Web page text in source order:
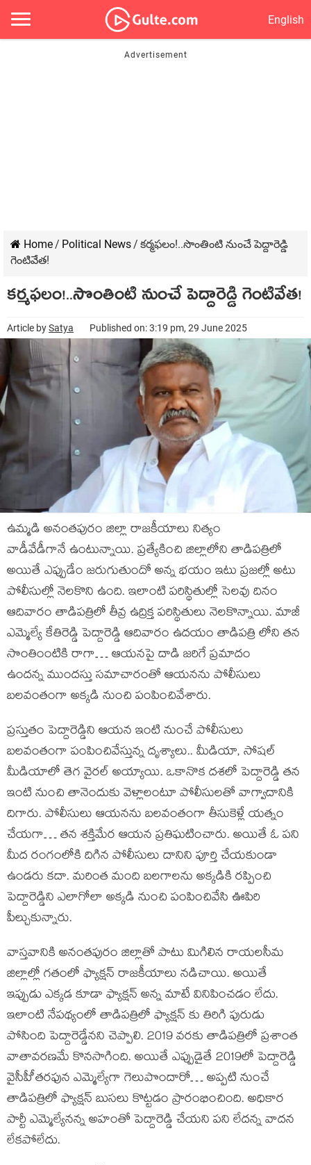
English
Home/ Political News/ కర్మఫలం!..సొంతింటి నుంచే పెద్దారెడ్డి
గెంటివేత!
కర్మఫలం!..సొంతింటి నుంచే పెద్దారెడ్డి గెంటివేత!
Article bySatya Published on: 3:19 pm, 29 June 2025
ఉమ్మడి అనంతపురం జిల్లా రాజకీయాలు నిత్యం
వాడీవేడీగానే ఉంటున్నాయి. ప్రత్యేకించి జిల్లాలోని తాడిపత్రిలో
అయితే ఎప్పుడేం జరుగుతుందో అన్న భయం ఇటు ప్రజల్లో అటు
పోలీసుల్లో నెలకొని ఉంది. ఇలాంటి పరిస్థితుల్లో సెలవు దినం
ఆదివారం తాడిపత్రిలో తీవ్ర ఉద్రిక్త పరిస్థితులు నెలకొన్నాయి. మాజీ
ఎమ్మెల్యే కేతిరెడ్డి పెద్దారెడ్డి ఆదివారం ఉదయం తాడిపత్రి లోని తన
సొంతింంటికి రాగా… ఆయనపై దాడి జరిగే ప్రమాదం
ఉందన్న ముందస్తు సమాచారంతో ఆయనను పోలీసులు
బలవంతంగా అక్కడి నుంచి పంపించివేశారు.
ప్రస్తుతం పెద్దారెడ్డిని ఆయన ఇంటి నుంచే పోలీసులు
బలవంతంగా పంపించివేస్తున్న దృశ్యాలు.. మీడియా, సోషల్
మీడియాలో తెగ వైరల్ అయ్యాయి. ఒకానొక దశలో పెద్దారెడ్డి తన
ఇంటి నుంచి తానెందుకు వెళ్లాలంటూ పోలీసులతో వాగ్వాదానికి
దిగారు. పోలీసులు ఆయనను బలవంతంగా తీసుకెళ్లే యత్నం
చేయగా… తన శక్తిమేర ఆయన ప్రతిఘటించారు. అయితే ఓ పని
మీద రంగంలోకి దిగిన పోలీసులు దానిని పూర్తి చేయకుండా
ఉండరు కదా. మరింత మంది బలగాలను అక్కడికి రప్పించి
పెద్దారెడ్డిని ఎలాగోలా అక్కడి నుంచి పంపించివేసి ఊపిరి
పీల్చుకున్నారు.
వాస్తవానికి అనంతపురం జిల్లాతో పాటు మిగిలిన రాయలసీమ
జిల్లాల్లో గతంలో ఫ్యాక్షన్ రాజకీయాలు నడిచాయి. అయితే
ఇప్పుడు ఎక్కడ కూడా ఫ్యాక్షన్ అన్న మాటే వినిపించడం లేదు.
ఇలాంటి నేపథ్యంలో తాడిపత్రిలో ఫ్యాక్షన్ కు తిరిగి పురుడు
పోసింది పెద్దారెడ్డేనని చెప్పాలి. 2019 వరకు తాడిపత్రిలో ప్రశాంత
వాతావరణమే కొనసాగింది. అయితే ఎప్పుడైతే 2019లో పెద్దారెడ్డి
వైసీపీీ తరఫున ఎమ్మెల్యేగా గెలుపొందారో… అప్పటి నుంచే
తాడిపత్రిలో ఫ్యాక్షన్ బుసలు కొట్టడం ప్రారంభించింది. అధికార
పార్టీ ఎమ్మెల్యేనన్న అహంతో పెద్దారెడ్డి చేయని పని లేదన్న వాదన
లేకపోలేదు.